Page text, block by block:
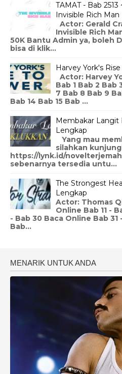
TAMAT - Bab 2513
Invisible Rich Man
Actor: Gerald
Invisible Rich
50K Bantu Admin ya, boleh
bisa di klik...
Harvey York's
Actor: Harvey
Bab 1 Bab 2 Bab
7 Bab 8 Bab 9
Bab 14 Bab 15 Bab ...
Membakar Langit
Lengkap
Yang mau
silahkan
https://lynk.id/
sebenarnya tersedia untu...
The Strongest
Lengkap
Actor: Thomas
Online Bab 11 -
- Bab 30 Baca Online Bab
Bab...